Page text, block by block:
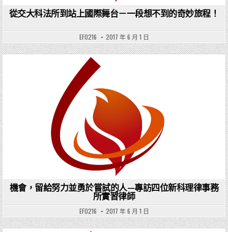
從交大科法所到站上國際舞台－一段想不到的奇妙旅程！
EF0216 2017 年 6 月 1 日
機會，留給努力並勇於嘗試的人—專訪四位新科理律事務
所實習律師
EF0216 2017 年 6 月 1 日